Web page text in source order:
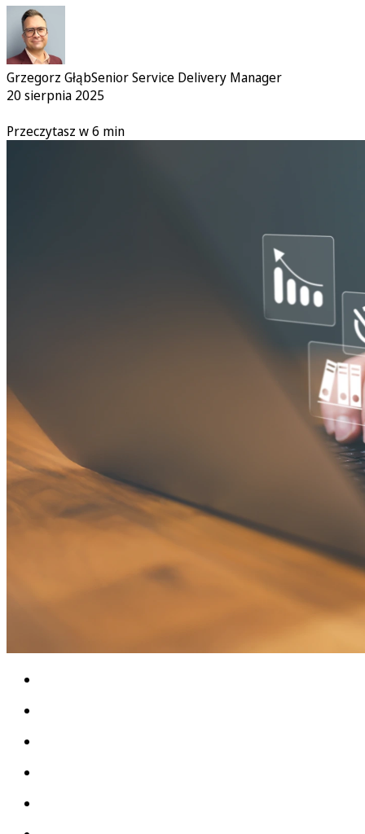
Grzegorz GłąbSenior Service Delivery Manager
20 sierpnia 2025
Przeczytasz w 6 min